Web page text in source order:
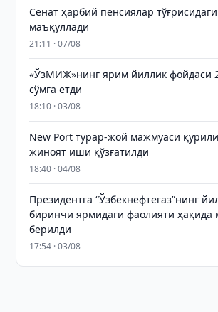
Сенат ҳарбий пенсиялар
маъқуллади
21:11 · 07/08
«ЎзМИЖ»нинг ярим йиллик фойдаси
сўмга етди
18:10 · 03/08
New Port турар-жой мажмуаси
жиноят иши қўзғатилди
18:40 · 04/08
Президентга “Ўзбекнефтегаз”нинг
биринчи ярмидаги фаолияти ҳақида
берилди
17:54 · 03/08